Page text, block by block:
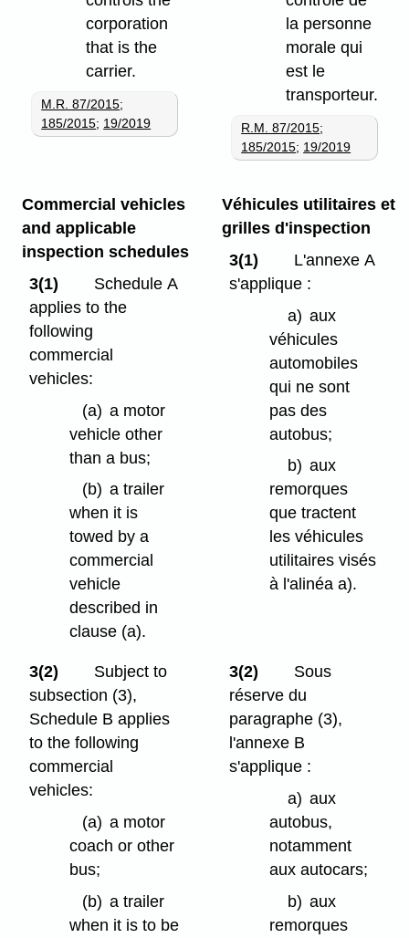
corporation
that is the
carrier.
M.R. 87/2015;
185/2015; 19/2019
la personne
morale qui
est le
transporteur.
R.M. 87/2015;
185/2015; 19/2019
Commercial vehicles
and applicable
inspection schedules
3(1)
Schedule A
applies to the
following
commercial
vehicles:
(a) a motor
vehicle other
than a bus;
(b) a trailer
when it is
towed by a
commercial
vehicle
described in
clause (a).
Véhicules utilitaires et
grilles d'inspection
3(1)
L'annexe A
s'applique :
a) aux
véhicules
automobiles
qui ne sont
pas des
autobus;
b) aux
remorques
que tractent
les véhicules
utilitaires visés
à l'alinéa a).
3(2)
Subject to
subsection (3),
Schedule B applies
to the following
commercial
vehicles:
(a) a motor
coach or other
bus;
(b) a trailer
when it is to be
3(2)
Sous
réserve du
paragraphe (3),
l'annexe B
s'applique :
a) aux
autobus,
notamment
aux autocars;
b) aux
remorques